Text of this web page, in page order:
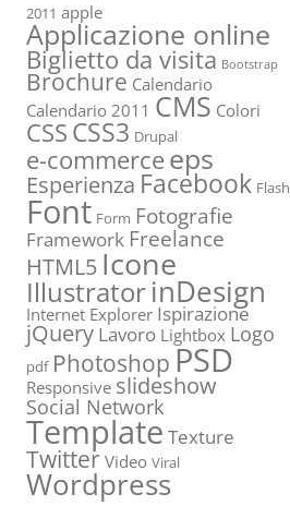
2011 apple
Applicazione online
Biglietto da visita Bootstrap
Brochure Calendario
Calendario 2011 CMS Colori
CSSCSS3 Drupal
e-commerceeps
Esperienza Facebook Flash
Font Form Fotografie
Framework Freelance
HTML5 Icone
IllustratorinDesign
Internet Explorer Ispirazione
jQuery Lavoro Lightbox Logo
pdf PhotoshopPSD
Responsive slideshow
Social Network
Template Texture
TwitterVideo Viral
Wordpress